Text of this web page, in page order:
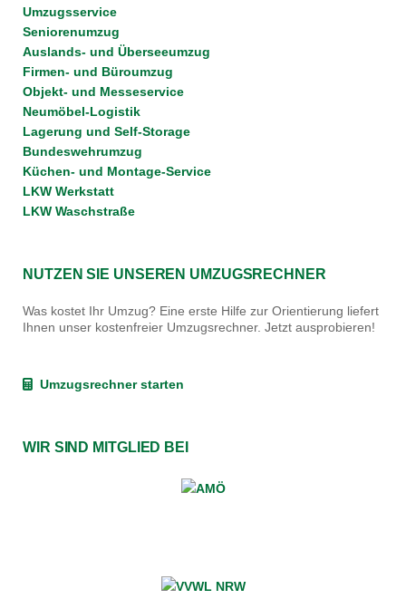
Umzugsservice
Seniorenumzug
Auslands- und Überseeumzug
Firmen- und Büroumzug
Objekt- und Messeservice
Neumöbel-Logistik
Lagerung und Self-Storage
Bundeswehrumzug
Küchen- und Montage-Service
LKW Werkstatt
LKW Waschstraße
NUTZEN SIE UNSEREN UMZUGSRECHNER
Was kostet Ihr Umzug? Eine erste Hilfe zur Orientierung liefert
Ihnen unser kostenfreier Umzugsrechner. Jetzt ausprobieren!
Umzugsrechner starten
WIR SIND MITGLIED BEI